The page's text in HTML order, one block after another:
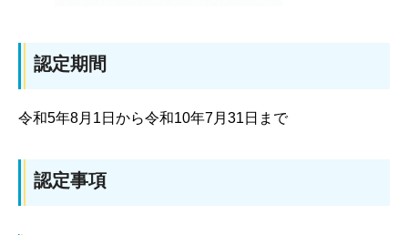
認定期間
令和5年8月1日から令和10年7月31日まで
認定事項